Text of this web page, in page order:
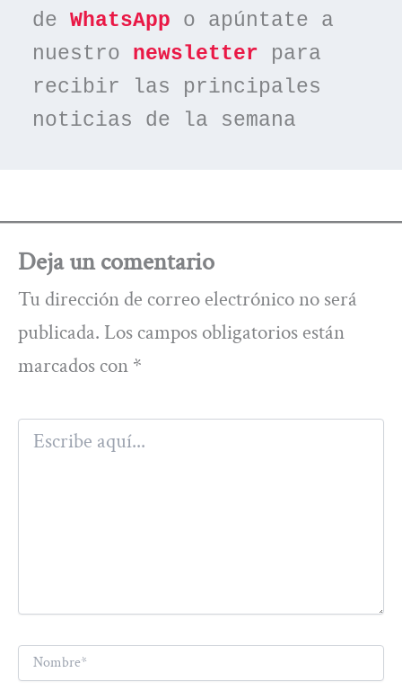
de WhatsApp o apúntate a
nuestro newsletter para
recibir las principales
noticias de la semana
Deja un comentario
Tu dirección de correo electrónico no será
publicada. Los campos obligatorios están
marcados con *
Escribe
aquí...
Nombre*